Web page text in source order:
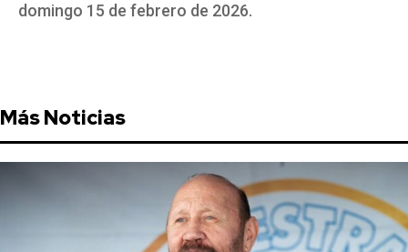
domingo 15 de febrero de 2026.
Más Noticias